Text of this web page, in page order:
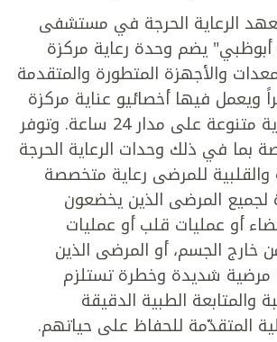
الرعاية الحرجة في مستشفى
أبوظبي" يضم وحدة رعاية مركزة
والأجهزة المتطورة والمتقدمة
لـ 72 سريراً ويعمل فيها أخصائيو عناية مركزة
من خلفيات سريرية متنوعة على مدار 24 ساعة. وتوفر
بما في ذلك وحدات الرعاية الحرجة
والقلبية للمرضى رعاية متخصصة
لجميع المرضى الذين يخضعون
أو عمليات قلب أو عمليات
خارج الجسم، أو المرضى الذين
مرضية شديدة وخطرة تستلزم
والمتابعة الطبية الدقيقة
المتقدّمة للحفاظ على حياتهم.